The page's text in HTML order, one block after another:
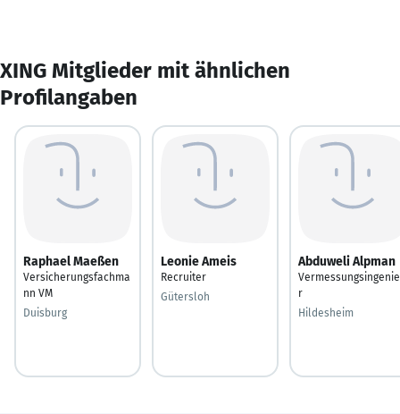
XING Mitglieder mit ähnlichen
Profilangaben
Raphael Maeßen
Versicherungsfachma
nn VM
Duisburg
Leonie Ameis
Recruiter
Gütersloh
Abduweli Alpman
r
Hildesheim